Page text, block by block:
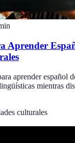
Aprender
aprender español
mientras
culturales